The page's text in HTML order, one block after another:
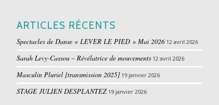
ARTICLES RÉCENTS
Spectacles de Danse « LEVER LE PIED » Mai 2026 12 avril 2026
Sarah Levy-Cassou – Révélatrice de mouvements 12 avril 2026
Masculin Pluriel [transmission 2025] 19 janvier 2026
STAGE JULIEN DESPLANTEZ 19 janvier 2026